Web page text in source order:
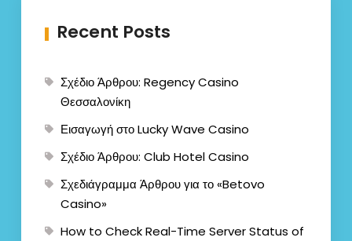
Recent Posts
Σχέδιο Άρθρου: Regency Casino
Θεσσαλονίκη
Εισαγωγή στο Lucky Wave Casino
Σχέδιο Άρθρου: Club Hotel Casino
Σχεδιάγραμμα Άρθρου για το «Betovo
Casino»
How to Check Real-Time Server Status of